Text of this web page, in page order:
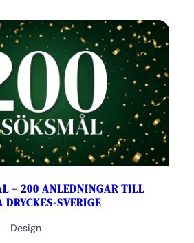
– 200 ANLEDNINGAR TILL
SVERIGE
Design